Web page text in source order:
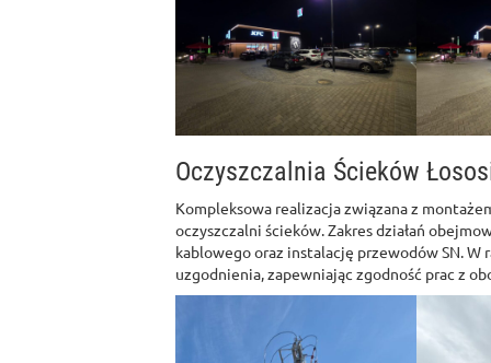
Oczyszczalnia Ścieków
Kompleksowa realizacja związana z
oczyszczalni ścieków. Zakres działań
kablowego oraz instalację przewodów SN.
uzgodnienia, zapewniając zgodność prac z